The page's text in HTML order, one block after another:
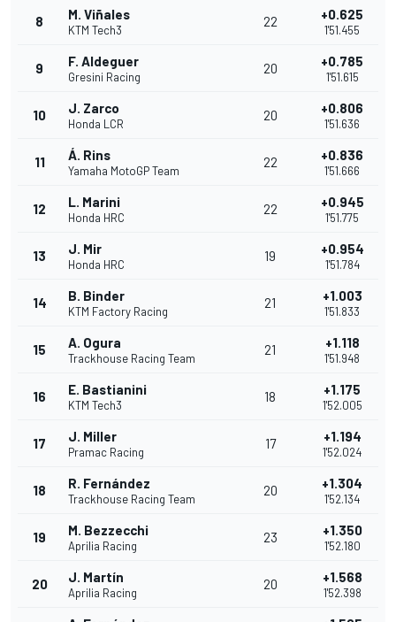
8 M. Viñales
KTM Tech3
22 +0.625
1'51.455
9 F. Aldeguer
Gresini Racing
20 +0.785
1'51.615
10 J. Zarco
Honda LCR
20 +0.806
1'51.636
11 Á. Rins
Yamaha MotoGP Team
22 +0.836
1'51.666
12 L. Marini
Honda HRC
22 +0.945
1'51.775
13 J. Mir
Honda HRC
19 +0.954
1'51.784
14 B. Binder
KTM Factory Racing
21 +1.003
1'51.833
15 A. Ogura
Trackhouse Racing Team
21 +1.118
1'51.948
16 E. Bastianini
KTM Tech3
18 +1.175
1'52.005
17 J. Miller
Pramac Racing
17 +1.194
1'52.024
18 R. Fernández
Trackhouse Racing Team
20 +1.304
1'52.134
19 M. Bezzecchi
Aprilia Racing
23 +1.350
1'52.180
20 J. Martín
Aprilia Racing
20 +1.568
1'52.398